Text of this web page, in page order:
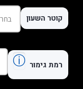
קוטר השעון
רמת גימור ⓘ